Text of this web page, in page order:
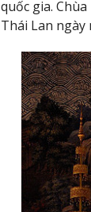
quốc gia.
Thái Lan ngày